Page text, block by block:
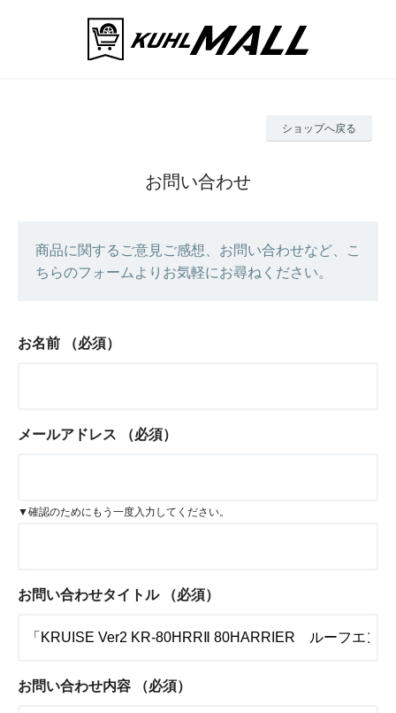
ショップへ戻る
お問い合わせ
商品に関するご意見ご感想、お問い合わせなど、こ
ちらのフォームよりお気軽にお尋ねください。
お名前 （必須）
メールアドレス （必須）
▼確認のためにもう一度入力してください。
お問い合わせタイトル （必須）
お問い合わせ内容 （必須）